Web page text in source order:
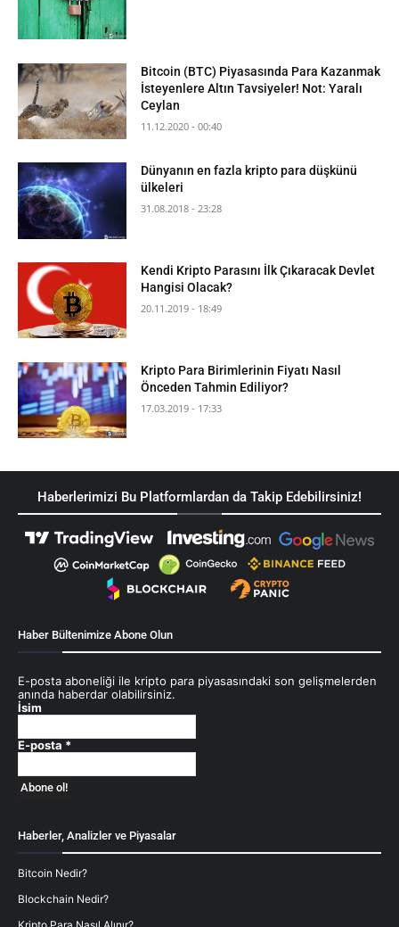
Bitcoin (BTC) Piyasasında Para Kazanmak
İsteyenlere Altın Tavsiyeler! Not: Yaralı
Ceylan
11.12.2020 - 00:40
Dünyanın en fazla kripto para düşkünü
ülkeleri
31.08.2018 - 23:28
Kendi Kripto Parasını İlk Çıkaracak Devlet
Hangisi Olacak?
20.11.2019 - 18:49
Kripto Para Birimlerinin Fiyatı Nasıl
Önceden Tahmin Ediliyor?
17.03.2019 - 17:33
Haberlerimizi Bu Platformlardan da Takip Edebilirsiniz!
Haber Bültenimize Abone Olun
E-posta aboneliği ile kripto para piyasasındaki son gelişmelerden
anında haberdar olabilirsiniz.
İsim
E-posta *
Haberler, Analizler ve Piyasalar
Bitcoin Nedir?
Blockchain Nedir?